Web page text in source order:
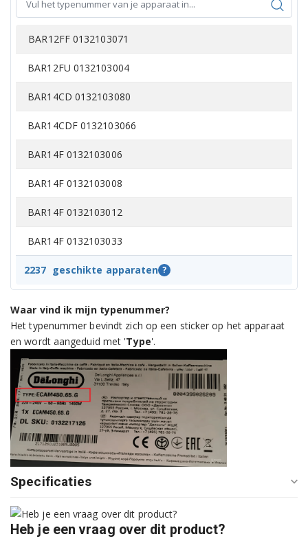
BAR12FF 0132103071
BAR12FU 0132103004
BAR14CD 0132103080
BAR14CDF 0132103066
BAR14F 0132103006
BAR14F 0132103008
BAR14F 0132103012
BAR14F 0132103033
BAR14F 0132103038
BAR14F 0132103051
BAR14F 0132103055
BAR14F 0132103056
BAR14F 0132103067
BAR14F 0132103070
BAR14FU 0132103007
2237 geschikte apparaten ?
Waar vind ik mijn typenummer?
Het typenummer bevindt zich op een sticker op het apparaat
en wordt aangeduid met 'Type'.
Specificaties
Heb je een vraag over dit product?